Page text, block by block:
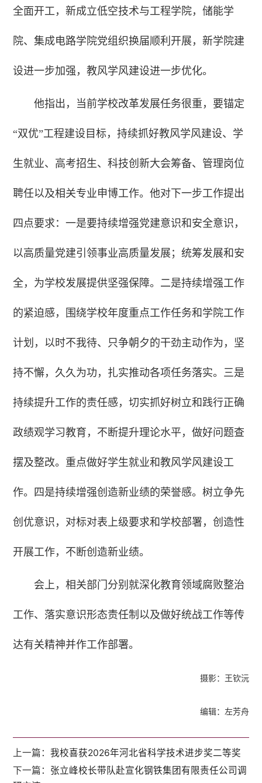
全面开工，新成立低空技术与工程学院，储能学
院、集成电路学院党组织换届顺利开展，新学院建
设进一步加强，教风学风建设进一步优化。
他指出，当前学校改革发展任务很重，要锚定
“双优”工程建设目标，持续抓好教风学风建设、学
生就业、高考招生、科技创新大会筹备、管理岗位
聘任以及相关专业申博工作。他对下一步工作提出
四点要求：一是要持续增强党建意识和安全意识，
以高质量党建引领事业高质量发展；统筹发展和安
全，为学校发展提供坚强保障。二是持续增强工作
的紧迫感，围绕学校年度重点工作任务和学院工作
计划，以时不我待、只争朝夕的干劲主动作为，坚
持不懈，久久为功，扎实推动各项任务落实。三是
持续提升工作的责任感，切实抓好树立和践行正确
政绩观学习教育，不断提升理论水平，做好问题查
摆及整改。重点做好学生就业和教风学风建设工
作。四是持续增强创造新业绩的荣誉感。树立争先
创优意识，对标对表上级要求和学校部署，创造性
开展工作，不断创造新业绩。
会上，相关部门分别就深化教育领域腐败整治
工作、落实意识形态责任制以及做好统战工作等传
达有关精神并作工作部署。
摄影：王钦沅
编辑：左芳舟
上一篇：我校喜获2026年河北省科学技术进步奖二等奖
下一篇： 张立峰校长带队赴宣化钢铁集团有限责任公司调